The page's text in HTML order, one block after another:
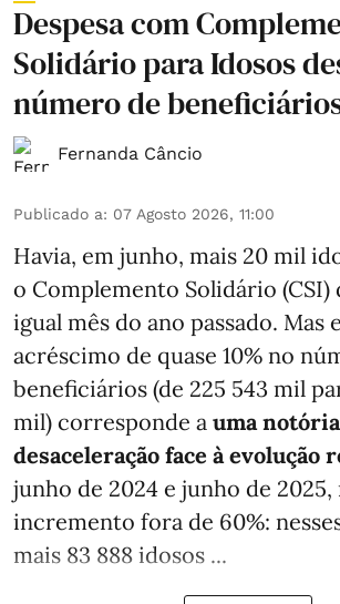
Despesa com
Solidário para Idosos
número de
Fernanda Câncio
Publicado a: 07 Agosto 2026, 11:00
Havia, em junho, mais 20 mil
o Complemento Solidário (CSI)
igual mês do ano passado. Mas
acréscimo de quase 10% no
beneficiários (de 225 543 mil
mil) corresponde a uma notória
desaceleração face à evolução
junho de 2024 e junho de
incremento fora de 60%:
mais 83 888 idosos ...